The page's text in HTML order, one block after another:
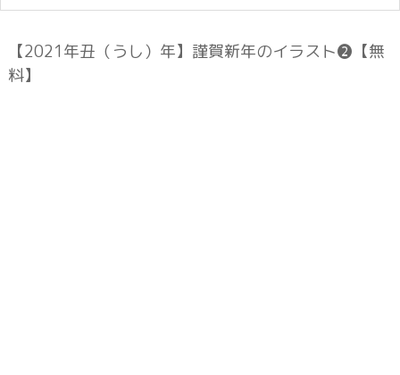

【2021年丑（うし）年】謹賀新年のイラスト❷【無
料】